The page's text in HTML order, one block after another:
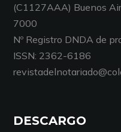
(C1127AAA) Buenos
7000
Nº Registro DNDA de
ISSN: 2362-6186
DESCARGO